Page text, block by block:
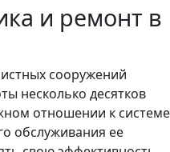
и ремонт в
сооружений
несколько десятков
отношении к системе
обслуживания ее